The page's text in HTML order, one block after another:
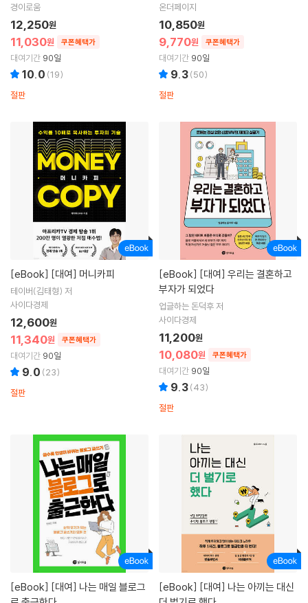
경이로움
11,030원 쿠폰혜택가
12,250원
대여기간 90일
10.0 (19)
절판
온더페이지
9,770원 쿠폰혜택가
10,850원
대여기간 90일
9.3(50)
절판
[eBook] [대여] 머니카피
테이버(김태형) 저
사이다경제
11,340원 쿠폰혜택가
12,600원
대여기간 90일
9.0 (23)
절판
[eBook]
부자가 되었다
업글하는 돈덕후 저
사이다경제
10,080원 쿠폰혜택가
11,200원
대여기간 90일
9.3(43)
절판
[eBook] [eBook]